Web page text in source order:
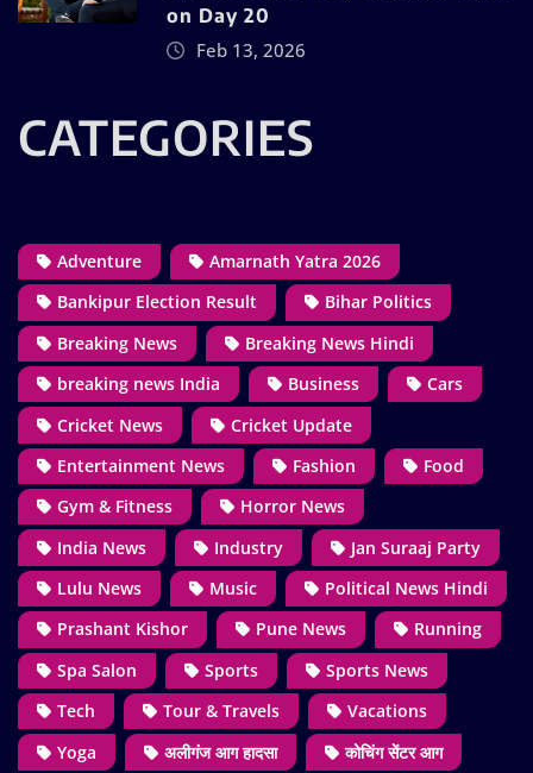
on Day 20
Feb 13, 2026
CATEGORIES
Adventure
Amarnath Yatra 2026
Bankipur Election Result
Bihar Politics
Breaking News
Breaking News Hindi
breaking news India
Business
Cars
Cricket News
Cricket Update
Entertainment News
Fashion
Food
Gym & Fitness
Horror News
India News
Industry
Jan Suraaj Party
Lulu News
Music
Political News Hindi
Prashant Kishor
Pune News
Running
Spa Salon
Sports
Sports News
Tech
Tour & Travels
Vacations
Yoga
अलीगंज आग हादसा कोचिंग सेंटर आग